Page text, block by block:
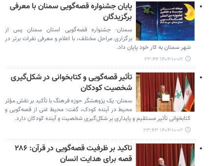
پایان جشنواره قصه‌گویی سمنان با معرفی
برگزیدگان
سمنان- جشنواره قصه‌گویی استان سمنان پس از
برگزاری مراحل مختلف، با اعلام و معرفی نفرات برتر در
شهر سمنان به کار خود پایان داد.
۱۴۰۴-۱۰-۰۲ ۲۳:۴۴
تأثیر قصه‌گویی و کتابخوانی در شکل‌گیری
شخصیت کودکان
سمنان- یک پژوهشگر حوزه فرهنگ با تأکید بر نقش مؤثر
محیط در آینده کودک، گفت: محیط غنی از قصه‌گویی و
کتابخوانی تأثیر مستقیم و پایداری بر شکل‌گیری شخصیت و آینده کودکان دارد.
۱۴۰۴-۱۰-۰۲ ۲۳:۴۳
تاکید بر ظرفیت قصه‌گویی در قرآن: ۲۸۶
قصه برای هدایت انسان